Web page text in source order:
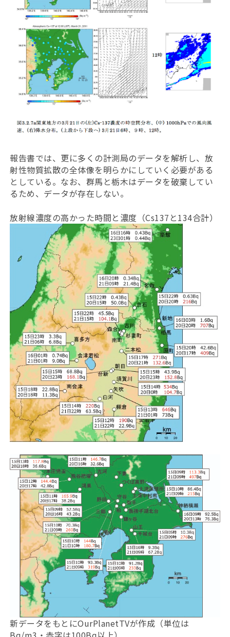
報告書では、更に多くの計測局のデータを解析し、放
射性物質拡散の全体像を明らかにしていく必要がある
としている。なお、群馬と栃木はデータを破棄してい
るため、データが存在しない。
放射線濃度の高かった時間と濃度（Cs137と134合計）
新データをもとにOurPlanetTVが作成（単位は